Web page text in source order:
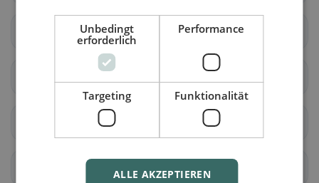
Lavey-Morcles Leysin
Ormont-Dessous Ormont-Dessus
Roche (VD)
Unbedingt
erforderlich
Performance
Targeting Funktionalität
ALLE AKZEPTIEREN